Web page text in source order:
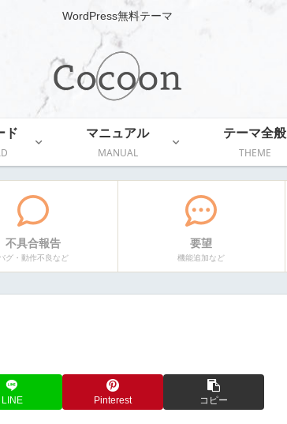
WordPress無料テーマ
ド
マニュアル
MANUAL
テーマ全般
THEME
不具合報告
グ・動作不良など
要望
機能追加など
LINE Pinterest コピー